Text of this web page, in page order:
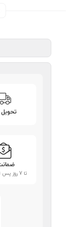
تا 7 روز پس از پرداخت